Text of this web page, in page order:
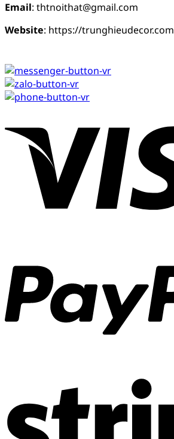
Email: thtnoithat@gmail.com
Website: https://trunghieudecor.com